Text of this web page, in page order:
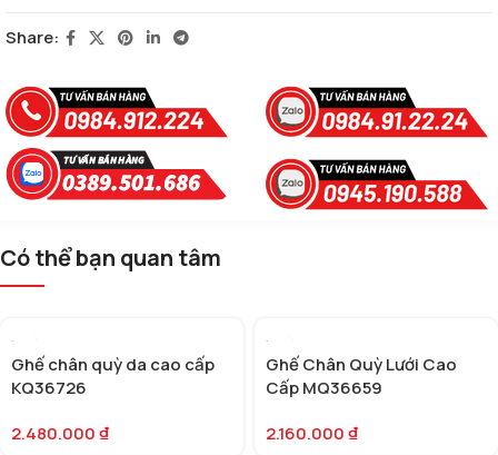
Share:
Có thể bạn quan tâm
Ghế chân quỳ da cao cấp
KQ36726
2.480.000₫
Ghế Chân Quỳ Lưới Cao
Cấp MQ36659
2.160.000₫